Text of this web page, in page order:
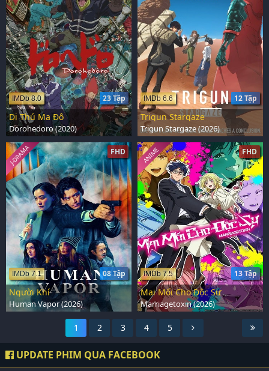
23 Tập
IMDb 8.0
Dị Thú Ma Đô
Dorohedoro (2020)
12 Tập
IMDb 6.6
Trigun Stargaze
Trigun Stargaze (2026)
FHD
08 Tập
IMDb 7.1
J-DRAMA
Người Khí
Human Vapor (2026)
FHD
13 Tập
IMDb 7.5
ANIME
Mai Mối Cho Độc Sư
Marriagetoxin (2026)
1 2 3 4 5
UPDATE PHIM QUA FACEBOOK